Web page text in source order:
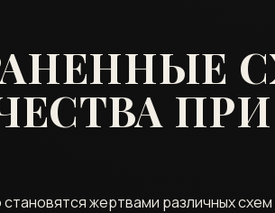
ПРИ
жертвами различных